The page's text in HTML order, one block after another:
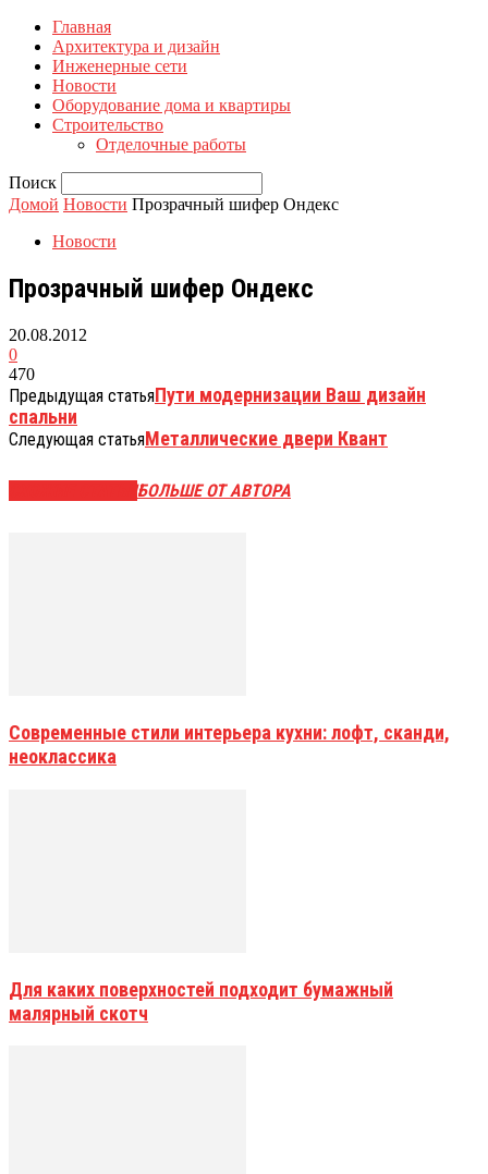
Главная
Архитектура и дизайн
Инженерные сети
Новости
Оборудование дома и квартиры
Строительство
Отделочные работы
Поиск
Домой Новости Прозрачный шифер Ондекс
Новости
Прозрачный шифер Ондекс
20.08.2012
0
470
Предыдущая статьяПути модернизации Ваш дизайн
спальни
Следующая статьяМеталлические двери Квант
БОЛЬШЕ ОТ АВТОРА
Современные стили интерьера кухни: лофт, сканди,
неоклассика
Для каких поверхностей подходит бумажный
малярный скотч